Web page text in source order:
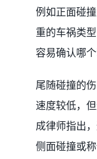
例如正面碰
重的车祸类
容易确认哪
尾随碰撞的
速度较低，
成律师指出
侧面碰撞或